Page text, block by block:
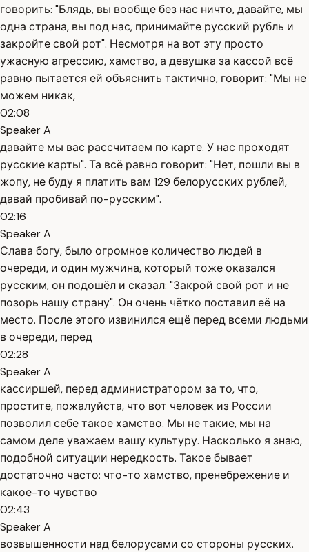
говорить: "Блядь, вы вообще без нас ничто, давайте, мы
одна страна, вы под нас, принимайте русский рубль и
закройте свой рот". Несмотря на вот эту просто
ужасную агрессию, хамство, а девушка за кассой всё
равно пытается ей объяснить тактично, говорит: "Мы не
можем никак,
02:08
Speaker A
давайте мы вас рассчитаем по карте. У нас проходят
русские карты". Та всё равно говорит: "Нет, пошли вы в
жопу, не буду я платить вам 129 белорусских рублей,
давай пробивай по-русским".
02:16
Speaker A
Слава богу, было огромное количество людей в
очереди, и один мужчина, который тоже оказался
русским, он подошёл и сказал: "Закрой свой рот и не
позорь нашу страну". Он очень чётко поставил её на
место. После этого извинился ещё перед всеми людьми
в очереди, перед
02:28
Speaker A
кассиршей, перед администратором за то, что,
простите, пожалуйста, что вот человек из России
позволил себе такое хамство. Мы не такие, мы на
самом деле уважаем вашу культуру. Насколько я знаю,
подобной ситуации нередкость. Такое бывает
достаточно часто: что-то хамство, пренебрежение и
какое-то чувство
02:43
Speaker A
возвышенности над белорусами со стороны русских.